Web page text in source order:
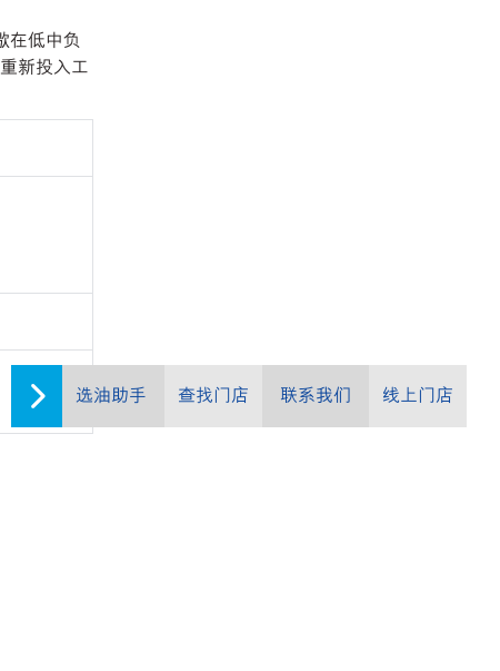
选油助手 查找门店 联系我们 线上门店
在低中负
新投入工